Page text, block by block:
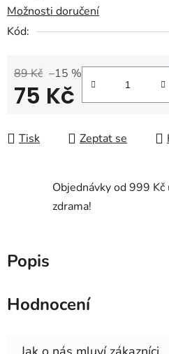
Možnosti doručení
Kód:
89 Kč –15 %
75 Kč
Tisk Zeptat se
Objednávky od 999
zdrama!
Popis
Hodnocení